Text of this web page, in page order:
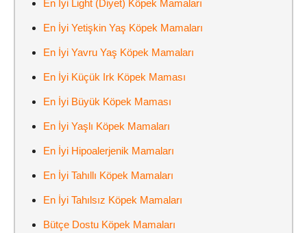
En İyi Light (Diyet) Köpek Mamaları
En İyi Yetişkin Yaş Köpek Mamaları
En İyi Yavru Yaş Köpek Mamaları
En İyi Küçük Irk Köpek Maması
En İyi Büyük Köpek Maması
En İyi Yaşlı Köpek Mamaları
En İyi Hipoalerjenik Mamaları
En İyi Tahıllı Köpek Mamaları
En İyi Tahılsız Köpek Mamaları
Bütçe Dostu Köpek Mamaları